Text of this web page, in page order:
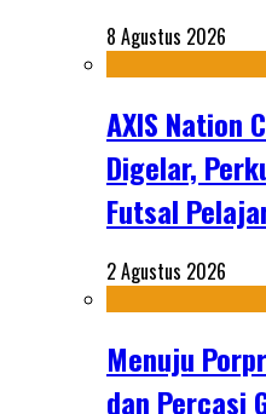
8 Agustus 2026
AXIS Nation
Digelar,
Futsal
2 Agustus 2026
Menuju
dan Percasi